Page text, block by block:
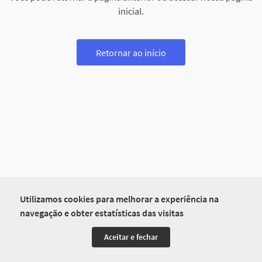
Utilizamos cookies para melhorar a experiência na
navegação e obter estatísticas das visitas
Aceitar e fechar
inicial.
Retornar ao início